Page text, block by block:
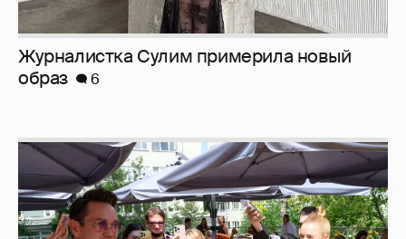
Анастасия Гребенкина, Женя Малахова,
Оксана Русланова и другие гости
фестиваля «Баланс вкуса и ритма»: